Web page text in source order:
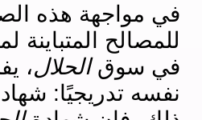
في مواجهة هذه
للمصالح المتباينة
في سوقالحلال،
نفسه تدريجيًا: